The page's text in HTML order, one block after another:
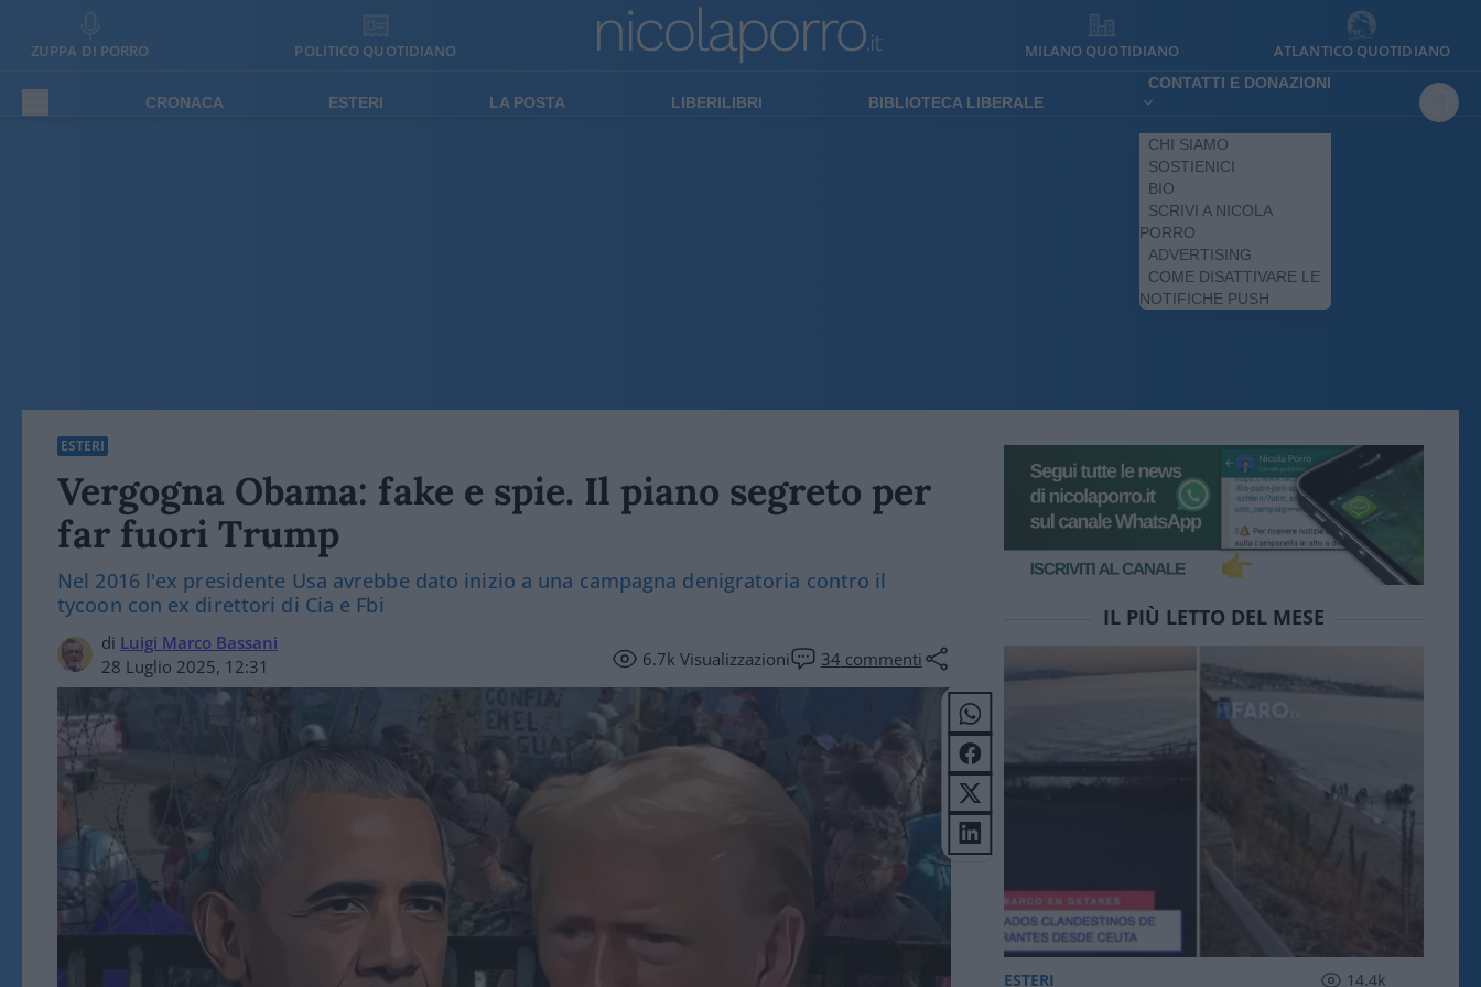
ZUPPA DI PORRO POLITICO QUOTIDIANO MILANO QUOTIDIANO ATLANTICO QUOTIDIANO
CRONACA ESTERI LA POSTA LIBERILIBRI BIBLIOTECA LIBERALE
CONTATTI E DONAZIONI
CHI SIAMO
SOSTIENICI
BIO
SCRIVI A NICOLA
PORRO
ADVERTISING
COME DISATTIVARE LE
NOTIFICHE PUSH
ESTERI
Vergogna Obama: fake e spie. Il piano segreto per
far fuori Trump
Nel 2016 l'ex presidente Usa avrebbe dato inizio a una campagna denigratoria contro il
tycoon con ex direttori di Cia e Fbi
di Luigi Marco Bassani
28 Luglio 2025, 12:31
6.7kVisualizzazioni 34 commenti
IL PIÙ LETTO DEL MESE
ESTERI 14.4k